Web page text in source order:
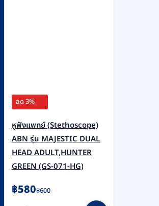
ลด 3%
หูฟังแพทย์ (Stethoscope)
ABN รุ่น MAJESTIC DUAL
HEAD ADULT,HUNTER
GREEN (GS-071-HG)
฿600
Original
฿580
Current